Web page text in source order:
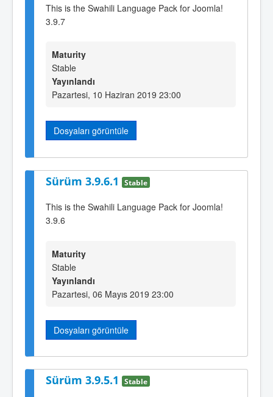
This is the Swahili Language Pack for Joomla!
3.9.7
Maturity
Stable
Yayınlandı
Pazartesi, 10 Haziran 2019 23:00
Dosyaları görüntüle
Sürüm 3.9.6.1 Stable
This is the Swahili Language Pack for Joomla!
3.9.6
Maturity
Stable
Yayınlandı
Pazartesi, 06 Mayıs 2019 23:00
Dosyaları görüntüle
Sürüm 3.9.5.1 Stable